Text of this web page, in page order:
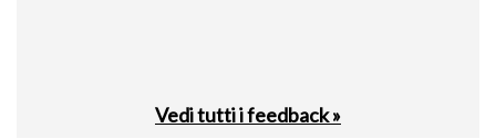
Vedi tutti i feedback »